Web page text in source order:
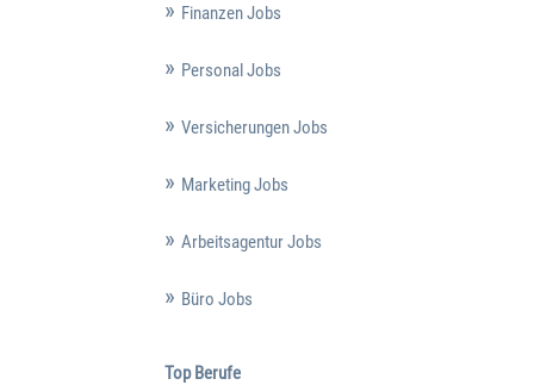
Finanzen Jobs
Personal Jobs
Versicherungen Jobs
Marketing Jobs
Arbeitsagentur Jobs
Büro Jobs
Top Berufe